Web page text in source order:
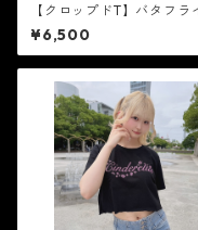
【クロップドT】バタフラ
［ブルーラメ］
¥6,500